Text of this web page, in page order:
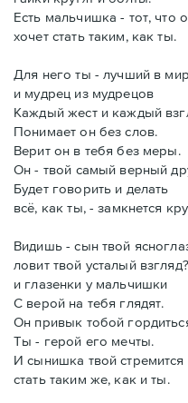
Есть мальчишка - тот, что
хочет стать таким, как ты.
Для него ты - лучший в
и мудрец из мудрецов
Каждый жест и каждый
Понимает он без слов.
Верит он в тебя без меры.
Он - твой самый верный
Будет говорить и делать
всё, как ты, - замкнется
Видишь - сын твой
ловит твой усталый взгляд?
и глазенки у мальчишки
С верой на тебя глядят.
Он привык тобой
Ты - герой его мечты.
И сынишка твой стремится
стать таким же, как и ты.